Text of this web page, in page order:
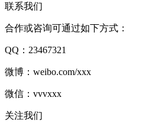
联系我们
合作或咨询可通过如下方式：
QQ：23467321
微博：weibo.com/xxx
微信：vvvxxx
关注我们